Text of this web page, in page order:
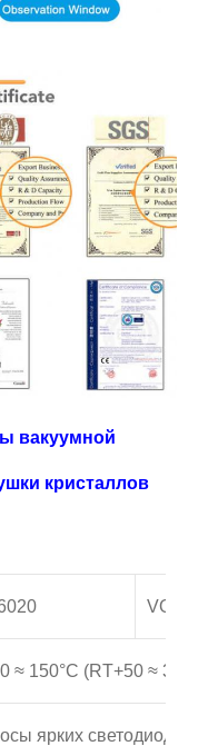
вакуумной
кристаллов
VO-
≈ 150°C (RT+50 ≈
ярких светодиодов